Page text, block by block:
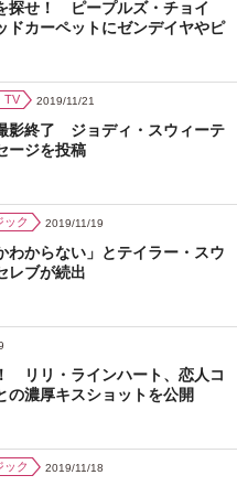
探せ！ ピープルズ・チョイ
ドカーペットにゼンデイヤやピ
TV 2019/11/21
影終了 ジョディ・スウィーテ
ージを投稿
ック 2019/11/19
わからない」とテイラー・スウ
レブが続出
リリ・ラインハート、恋人コ
の濃厚キスショットを公開
ック 2019/11/18